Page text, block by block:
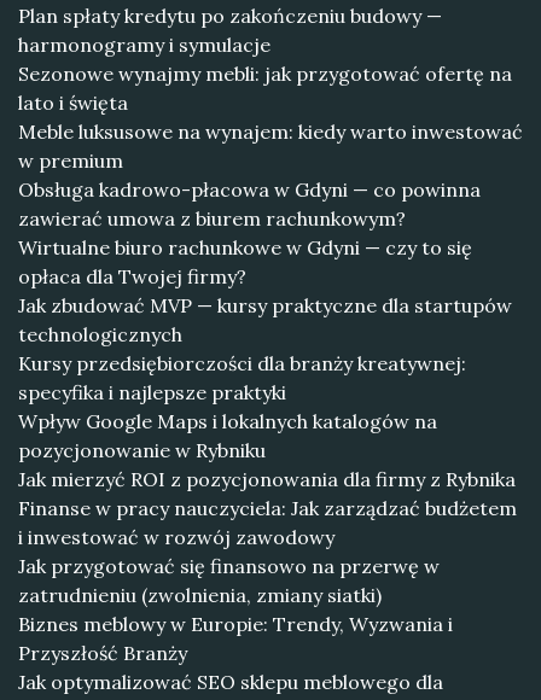
Plan spłaty kredytu po zakończeniu budowy —
harmonogramy i symulacje
Sezonowe wynajmy mebli: jak przygotować ofertę na
lato i święta
Meble luksusowe na wynajem: kiedy warto inwestować
w premium
Obsługa kadrowo-płacowa w Gdyni — co powinna
zawierać umowa z biurem rachunkowym?
Wirtualne biuro rachunkowe w Gdyni — czy to się
opłaca dla Twojej firmy?
Jak zbudować MVP — kursy praktyczne dla startupów
technologicznych
Kursy przedsiębiorczości dla branży kreatywnej:
specyfika i najlepsze praktyki
Wpływ Google Maps i lokalnych katalogów na
pozycjonowanie w Rybniku
Jak mierzyć ROI z pozycjonowania dla firmy z Rybnika
Finanse w pracy nauczyciela: Jak zarządzać budżetem
i inwestować w rozwój zawodowy
Jak przygotować się finansowo na przerwę w
zatrudnieniu (zwolnienia, zmiany siatki)
Biznes meblowy w Europie: Trendy, Wyzwania i
Przyszłość Branży
Jak optymalizować SEO sklepu meblowego dla